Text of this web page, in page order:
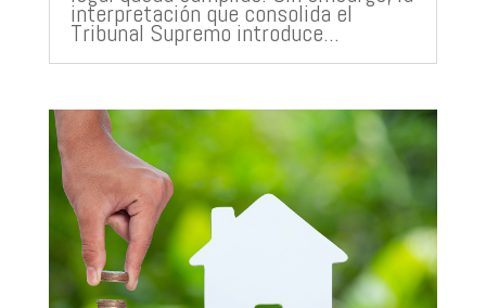
interpretación que consolida el
Tribunal Supremo introduce...